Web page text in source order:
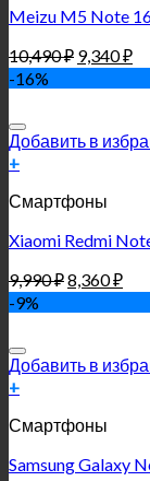
Meizu M5 Note
10,490₽ 9,340₽
-16%
Добавить в
+
Смартфоны
Xiaomi Redmi
9,990₽8,360₽
-9%
Добавить в
+
Смартфоны
Samsung Galaxy